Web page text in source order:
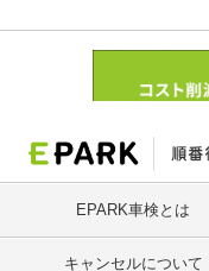
EPARK車検とは
キャンセルについて